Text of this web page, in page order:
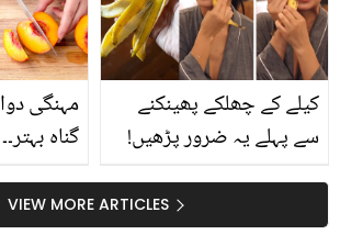
حقیقت
کیا؟
مہنگی
گناہ
کیوں
کیلے کے چھلکے پھینکنے
سے پہلے یہ ضرور پڑھیں!
سستا اور قدرتی حلVIEW MORE ARTICLES